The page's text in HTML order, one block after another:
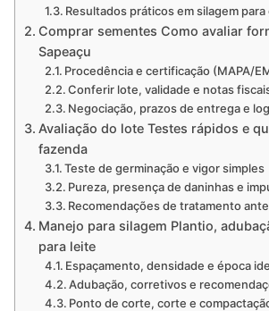
Resultados práticos em silagem
Comprar sementes Como avaliar
Sapeaçu
Procedência e certificação (MAPA/
Conferir lote, validade e notas
Negociação, prazos de entrega e
Avaliação do lote Testes rápidos e
fazenda
Teste de germinação e vigor simples
Pureza, presença de daninhas e
Recomendações de tratamento
Manejo para silagem Plantio,
para leite
Espaçamento, densidade e época
Adubação, corretivos e
Ponto de corte, corte e